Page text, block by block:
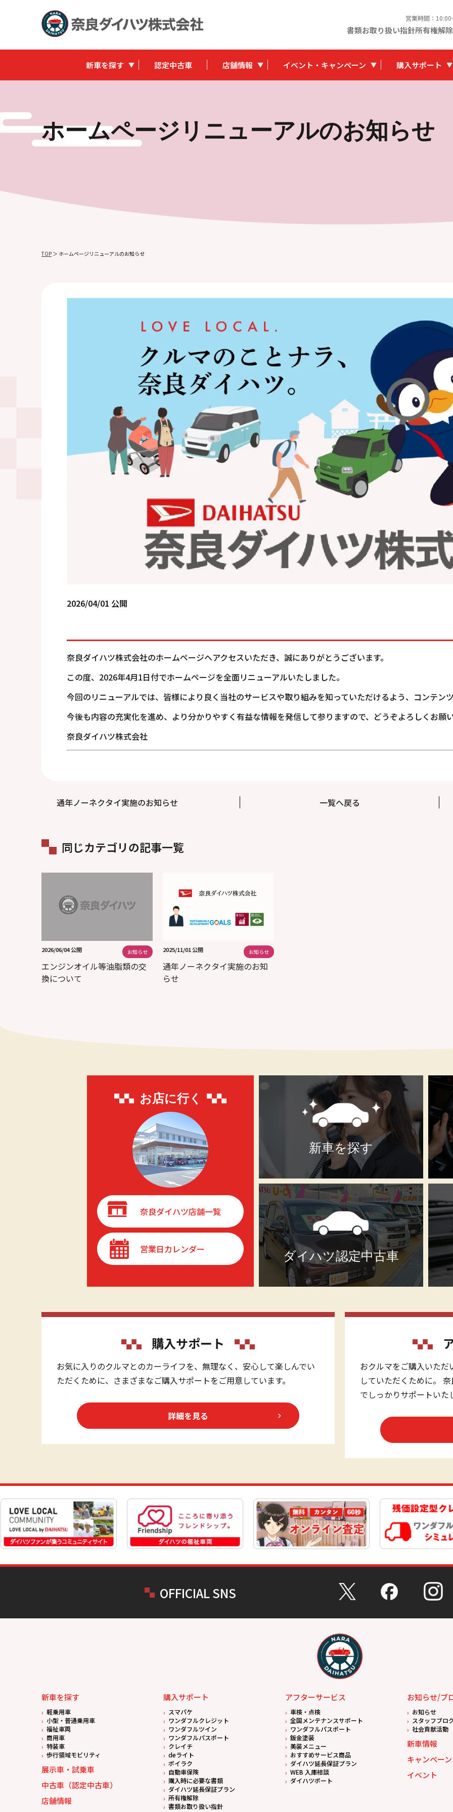
営業時間：
書類お取り扱い指針所有権解除
新車を探す 認定中古車 店舗情報 イベント・キャンペーン 購入サポート
ホームページリニューアルのお知らせ
TOP ＞ ホームページリニューアルのお知らせ
2026/04/01 公開
奈良ダイハツ株式会社のホームページへアクセスいただき、誠にありがとうございます。
この度、2026年4月1日付でホームページを全面リニューアルいたしました。
今回のリニューアルでは、皆様により良く当社のサービスや取り組みを知っていただけるよう、コンテン
今後も内容の充実化を進め、より分かりやすく有益な情報を発信して参りますので、どうぞよろしくお願
奈良ダイハツ株式会社
通年ノーネクタイ実施のお知らせ 一覧へ戻る
同じカテゴリの記事一覧
2026/06/04 公開 お知らせ
エンジンオイル等油脂類の交
換について
2025/11/01 公開 お知らせ
通年ノーネクタイ実施のお知
らせ
お店に行く
奈良ダイハツ店舗一覧
営業日カレンダー
新車を探す
ダイハツ認定中古車
購入サポート
お気に入りのクルマとのカーライフを、無理なく、安心して楽しんでい
ただくために、さまざまなご購入サポートをご用意しています。
詳細を見る
おクルマをご購入いた
していただくために。
でしっかりサポートいた
OFFICIAL SNS
新車を探す
軽乗用車
小型・普通乗用車
福祉車両
商用車
特装車
歩行領域モビリティ
展示車・試乗車
中古車（認定中古車）
店舗情報
購入サポート
スマパケ
ワンダフルクレジット
ワンダフルツイン
ワンダフルパスポート
クレイチ
deライト
ポイラク
自動車保険
購入時に必要な書類
ダイハツ延長保証プラン
所有権解除
書類お取り扱い指針
アフターサービス
車検・点検
全国メンテナンスサポート
ワンダフルパスポート
鈑金塗装
美装メニュー
おすすめサービス商品
ダイハツ延長保証プラン
WEB 入庫相談
ダイハツポート
お知らせ/ブ
お知らせ
スタッフブロ
社会貢献活動
新車情報
キャンペーン
イベント